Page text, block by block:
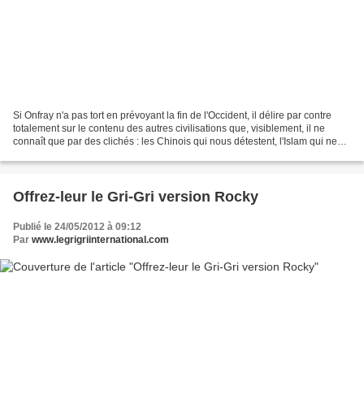
Si Onfray n'a pas tort en prévoyant la fin de l'Occident, il délire par contre
totalement sur le contenu des autres civilisations que, visiblement, il ne
connaît que par des clichés : les Chinois qui nous détestent, l'Islam qui ne
Offrez-leur le Gri-Gri version Rocky
Publié le 24/05/2012 à 09:12
Par www.legrigriinternational.com